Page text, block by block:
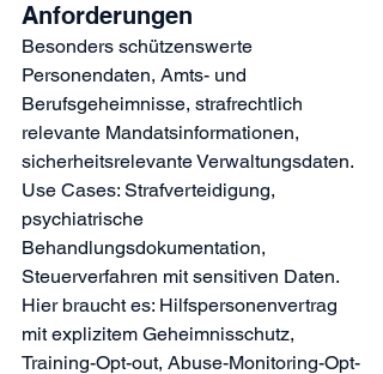
Anforderungen
Besonders schützenswerte
Personendaten, Amts- und
Berufsgeheimnisse, strafrechtlich
relevante Mandatsinformationen,
sicherheitsrelevante Verwaltungsdaten.
Use Cases: Strafverteidigung,
psychiatrische
Behandlungsdokumentation,
Steuerverfahren mit sensitiven Daten.
Hier braucht es: Hilfspersonenvertrag
mit explizitem Geheimnisschutz,
Training-Opt-out, Abuse-Monitoring-Opt-